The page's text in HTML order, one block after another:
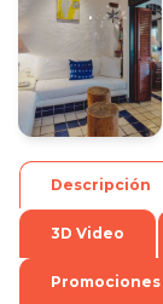
.
Descripción
3D Video
Promociones